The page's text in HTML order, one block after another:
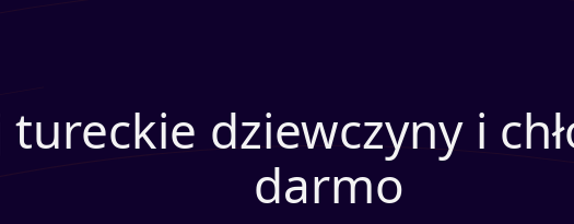
tureckie dziewczyny i
darmo